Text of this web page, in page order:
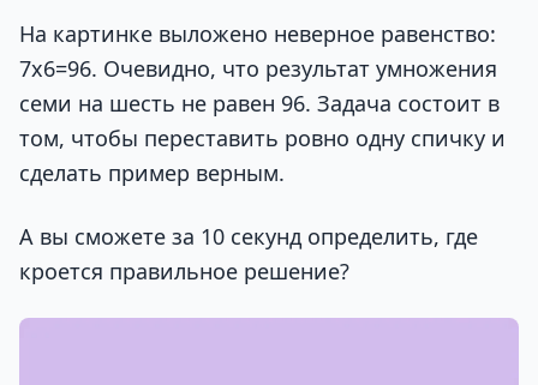
На картинке выложено неверное равенство:
7х6=96. Очевидно, что результат умножения
семи на шесть не равен 96. Задача состоит в
том, чтобы переставить ровно одну спичку и
сделать пример верным.
А вы сможете за 10 секунд определить, где
кроется правильное решение?